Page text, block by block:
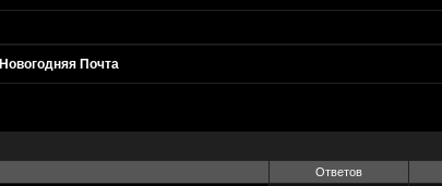
Новогодняя Почта
Ответов